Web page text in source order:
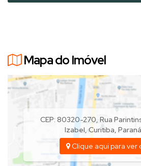
Mapa do Imóvel
CEP: 80320-270,Rua
Izabel,Curitiba, Paraná
Clique aqui para ver